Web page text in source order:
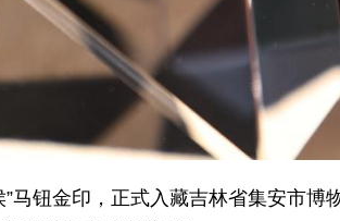
马钮金印，正式入藏吉林省集安市博